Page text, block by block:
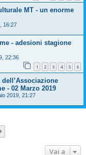
MT - un enorme
16:27
- adesioni stagione
22:36
1 2 3 4 5 6
- 02 Marzo 2019
2019, 21:27
Vai a